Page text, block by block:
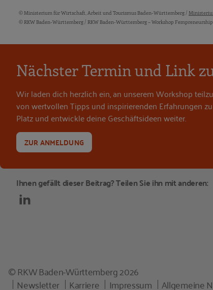
Bildquellen und Copyright-Hinweise
© Ministerium für Wirtschaft, Arbeit und Tourismus Baden-Württemberg /
© RKW Baden-Württemberg / RKW Baden-Württemberg – Workshop
Nächster Termin und Link
Wir laden dich herzlich ein, an unserem Workshop
von wertvollen Tipps und inspirierenden Erfahrungen
Platz und entwickle deine Geschäftsideen weiter.
ZUR ANMELDUNG
Ihnen gefällt dieser Beitrag? Teilen Sie ihn mit anderen:
© RKW Baden-Württemberg 2026
Newsletter
Karriere Impressum Allgemeine